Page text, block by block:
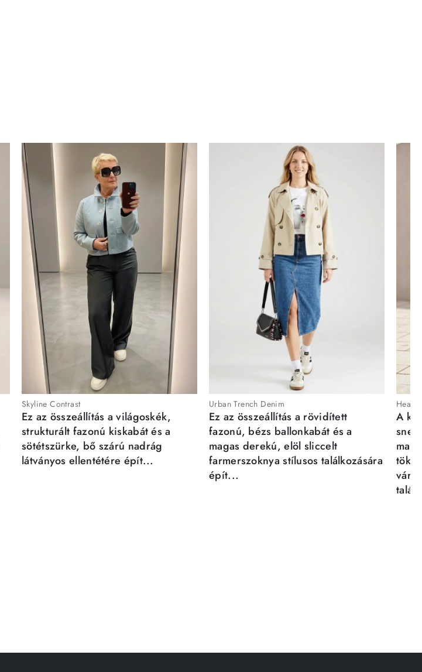
Skyline Contrast
Ez az összeállítás a világoskék,
strukturált fazonú kiskabát és a
sötétszürke, bő szárú nadrág
látványos ellentétére épít...
Urban Trench Denim
Ez az összeállítás a rövidített
fazonú, bézs ballonkabát és a
magas derekú, elöl sliccelt
farmerszoknya stílusos találkozására
épít...
A